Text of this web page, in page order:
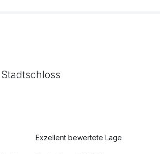
Exzellent bewertete Lage